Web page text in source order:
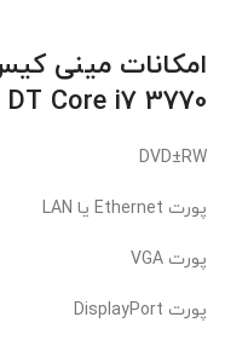
امکانات
DT Core i7 3770
DVD±RW
پورت Ethernet یا LAN
پورت VGA
پورت DisplayPort